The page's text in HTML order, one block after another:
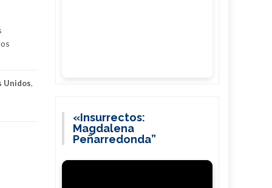
Unidos,
«Insurrectos:
Magdalena
Peñarredonda”